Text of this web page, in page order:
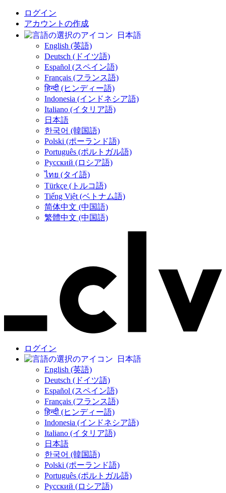
ログイン
アカウントの作成
日本語
English (英語)
Deutsch (ドイツ語)
Español (スペイン語)
Français (フランス語)
हिन्दी (ヒンディー語)
Indonesia (インドネシア語)
Italiano (イタリア語)
日本語
한국어 (韓国語)
Polski (ポーランド語)
Português (ポルトガル語)
Русский (ロシア語)
ไทย (タイ語)
Türkçe (トルコ語)
Tiếng Việt (ベトナム語)
简体中文 (中国語)
繁體中文 (中国語)
ログイン
日本語
English (英語)
Deutsch (ドイツ語)
Español (スペイン語)
Français (フランス語)
हिन्दी (ヒンディー語)
Indonesia (インドネシア語)
Italiano (イタリア語)
日本語
한국어 (韓国語)
Polski (ポーランド語)
Português (ポルトガル語)
Русский (ロシア語)